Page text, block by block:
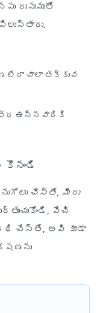
రుసుముతో
లేదా చాలా తక్కువ
ఉన్నవారికి
కొనండి
చేస్తే, మీరు
వేచి
చేస్తే, అవి కూడా